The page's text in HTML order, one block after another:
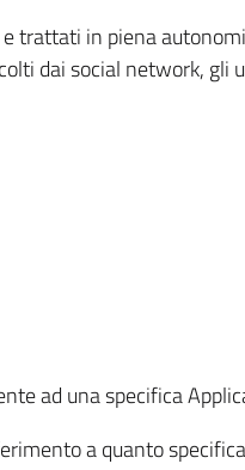
trattati in piena
dai social network,
ad una specifica
a quanto